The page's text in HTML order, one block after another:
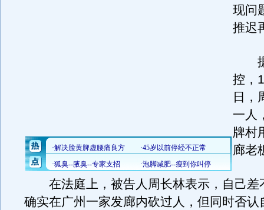
现问
推迟
据
控，
日，
一人
牌村
廊老
在法庭上，被告人周长林表示，自己差
确实在广州一家发廊内砍过人，但同时否认